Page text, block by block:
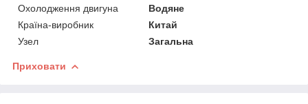
Охолодження двигуна
Водяне
Країна-виробник
Китай
Узел
Загальна
Приховати